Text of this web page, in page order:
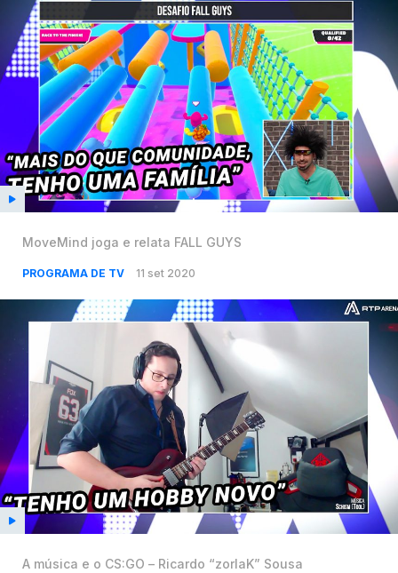
MoveMind joga e relata FALL GUYS
PROGRAMA DE TV 11 set 2020
A música e o CS:GO – Ricardo “zorlaK” Sousa